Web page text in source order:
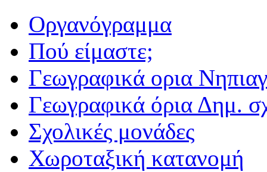
Οργανόγραμμα
Πού είμαστε;
Γεωγραφικά ορια
Γεωγραφικά όρια Δημ.
Σχολικές μονάδες
Χωροταξική κατανομή